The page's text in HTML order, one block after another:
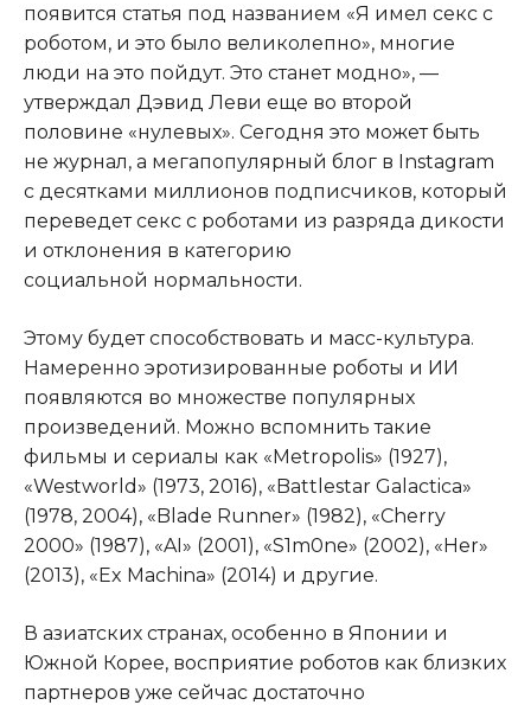
появится статья под названием «Я имел секс с
роботом, и это было великолепно», многие
люди на это пойдут. Это станет модно», —
утверждал Дэвид Леви еще во второй
половине «нулевых». Сегодня это может быть
не журнал, а мегапопулярный блог в Instagram
с десятками миллионов подписчиков, который
переведет секс с роботами из разряда дикости
и отклонения в категорию
социальной нормальности.
Этому будет способствовать и масс-культура.
Намеренно эротизированные роботы и ИИ
появляются во множестве популярных
произведений. Можно вспомнить такие
фильмы и сериалы как «Metropolis» (1927),
«Westworld» (1973, 2016), «Battlestar Galactica»
(1978, 2004), «Blade Runner» (1982), «Cherry
2000» (1987), «AI» (2001), «S1m0ne» (2002), «Her»
(2013), «Ex Machina» (2014) и другие.
В азиатских странах, особенно в Японии и
Южной Корее, восприятие роботов как близких
партнеров уже сейчас достаточно